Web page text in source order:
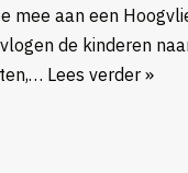
aan een
de kinderen
Lees verder »